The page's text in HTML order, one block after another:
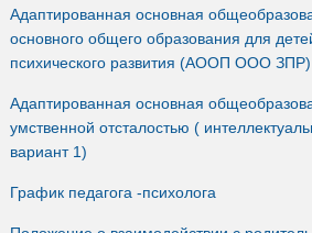
Адаптированная основная
основного общего образования для
психического развития (АООП ООО ЗПР)
Адаптированная основная
умственной отсталостью (
вариант 1)
График педагога -психолога